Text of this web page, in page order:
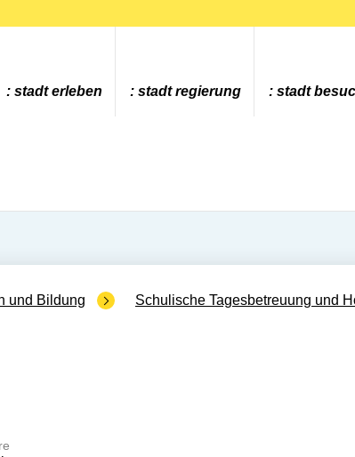
stadt erleben stadt regierung stadt
und Bildung Schulische Tagesbetreuung und